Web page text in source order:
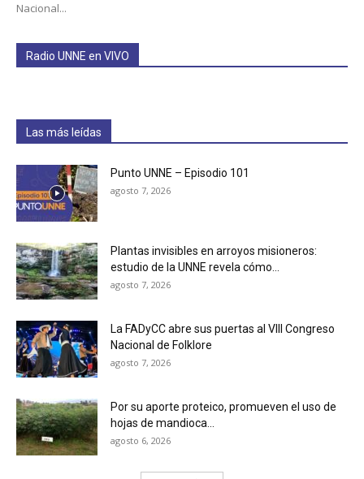
Nacional...
Radio UNNE en VIVO
Las más leídas
Punto UNNE – Episodio 101
agosto 7, 2026
Plantas invisibles en arroyos misioneros:
estudio de la UNNE revela cómo...
agosto 7, 2026
La FADyCC abre sus puertas al VIII Congreso
Nacional de Folklore
agosto 7, 2026
Por su aporte proteico, promueven el uso de
hojas de mandioca...
agosto 6, 2026